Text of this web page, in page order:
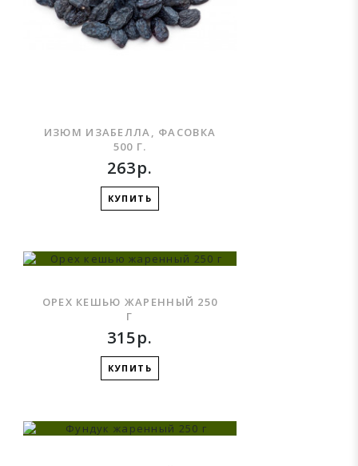
ИЗЮМ ИЗАБЕЛЛА, ФАСОВКА
500 Г.
263р.
КУПИТЬ
ОРЕХ КЕШЬЮ ЖАРЕННЫЙ 250
Г
315р.
КУПИТЬ